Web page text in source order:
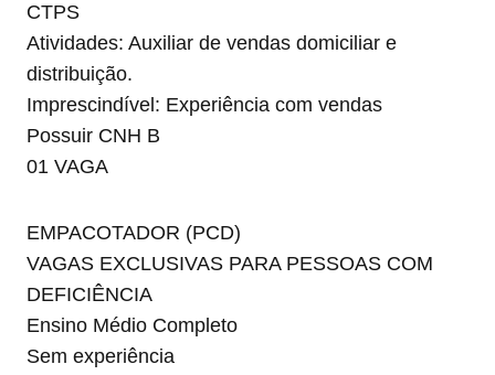
CTPS
Atividades: Auxiliar de vendas domiciliar e
distribuição.
Imprescindível: Experiência com vendas
Possuir CNH B
01 VAGA
EMPACOTADOR (PCD)
VAGAS EXCLUSIVAS PARA PESSOAS COM
DEFICIÊNCIA
Ensino Médio Completo
Sem experiência